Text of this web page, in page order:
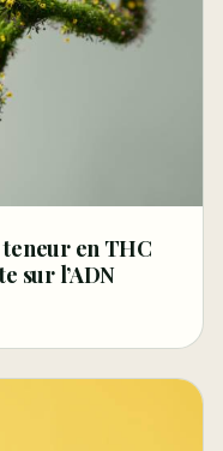
teneur en THC
sur l’ADN